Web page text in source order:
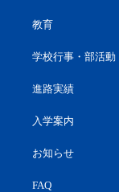
教育
学校行事・部活動
進路実績
入学案内
お知らせ
FAQ